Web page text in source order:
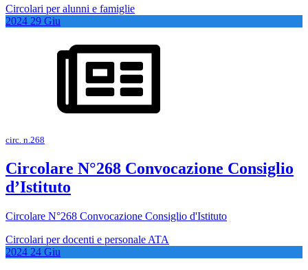
Circolari per alunni e famiglie
2024 29 Giu
circ. n.268
Circolare N°268 Convocazione Consiglio
d’Istituto
Circolare N°268 Convocazione Consiglio d'Istituto
Circolari per docenti e personale ATA
2024 24 Giu